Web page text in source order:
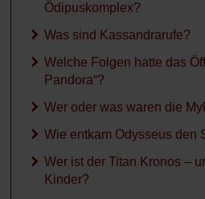
Ödipuskomplex?
Was sind Kassandrarufe?
Welche Folgen hatte das
Pandora“?
Wer oder was waren die
Wie entkam Odysseus den
Wer ist der Titan Kronos –
Kinder?